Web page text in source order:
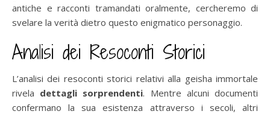
antiche e racconti tramandati oralmente, cercheremo di
svelare la verità dietro questo enigmatico personaggio.
Analisi dei Resoconti Storici
L’analisi dei resoconti storici relativi alla geisha immortale
rivela dettagli sorprendenti. Mentre alcuni documenti
confermano la sua esistenza attraverso i secoli, altri